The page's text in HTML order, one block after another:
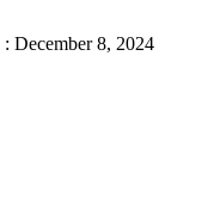
: December 8, 2024